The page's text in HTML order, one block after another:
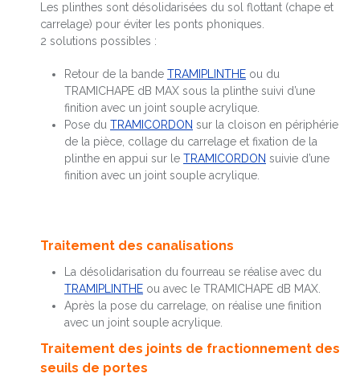
Les plinthes sont désolidarisées du sol flottant (chape et
carrelage) pour éviter les ponts phoniques.
2 solutions possibles :
Retour de la bande TRAMIPLINTHE ou du
TRAMICHAPE dB MAX sous la plinthe suivi d’une
finition avec un joint souple acrylique.
Pose du TRAMICORDON sur la cloison en périphérie
de la pièce, collage du carrelage et fixation de la
plinthe en appui sur le TRAMICORDON suivie d’une
finition avec un joint souple acrylique.
Traitement des canalisations
La désolidarisation du fourreau se réalise avec du
TRAMIPLINTHE ou avec le TRAMICHAPE dB MAX.
Après la pose du carrelage, on réalise une finition
avec un joint souple acrylique.
Traitement des joints de fractionnement des
seuils de portes